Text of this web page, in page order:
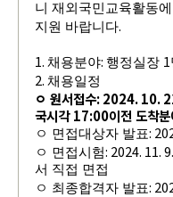
니 재외국민교육활동
지원 바랍니다.
1. 채용분야: 행정실장 1
2. 채용일정
ㅇ 원서접수: 2024. 10.
국시각17:00이전 도착
ㅇ 면접대상자 발표:
ㅇ 면접시험: 2024. 11.
서 직접 면접
ㅇ 최종합격자 발표: